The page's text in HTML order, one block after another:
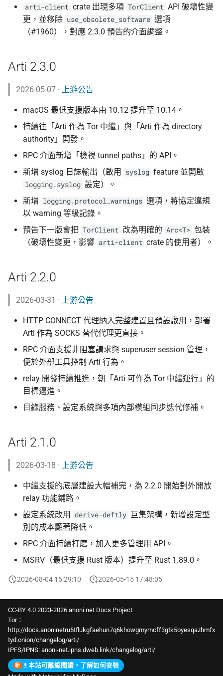
arti-client crate 出現多項 TorClient API 破壞性變
更，並移除 use_obsolete_software 選項
（#1960），對應 2.3.0 預告的介面調整。
Arti 2.3.0
2026-05-07 · 上游公告
macOS 最低支援版本由 10.12 提升至 10.14。
持續往「Arti 作為 Tor 中繼」與「Arti 作為 directory
authority」開發。
RPC 介面新增「檢視 tunnel paths」的 API。
新增 syslog 日誌輸出（啟用
syslog feature 並開啟
logging.syslog 設定）。
新增 logging.protocol_warnings 選項，將協定違規
以 warning 等級記錄。
預告下一版會把 TorClient 改為明確的 Arc<T> 包裝
（破壞性變更，影響 arti-client crate 的使用者）。
Arti 2.2.0
2026-03-31 · 上游公告
HTTP CONNECT 代理納入完整建置且預設啟用，部署
Arti 作為 SOCKS 替代代理更直接。
RPC 介面支援非阻塞請求與 superuser session 管理，
便於外部工具控制 Arti 行為。
relay 開發持續推進，朝「Arti 可作為 Tor 中繼運行」的
目標邁進。
目錄服務、設定系統與多項內部模組同步迭代修補。
Arti 2.1.0
2026-03-18 · 上游公告
中繼支援的底層建設大幅補完，為 2.2.0 開始對外開放
relay 功能鋪路。
設定系統改用
derive-deftly 巨集架構，新增設定型
別的成本顯著降低。
RPC 介面持續打磨，加入更多管理用 API。
MSRV（最低支援 Rust 版本）提升至 Rust 1.89.0。
2026-08-04 15:29:10 2026-05-15 17:48:05
CC-BY 4.0 2023-2026 anoni.net Docs Project
Tor：
http://docs.anoninetru5tflukgfaehun7q6khowgmymcff3gtk5oyesqazhmfx
tyd.onion/changelog/arti/
IPFS/IPNS: anoni-net.ipns.dweb.link/changelog/arti/
本站可離線閱讀，了解如何安裝